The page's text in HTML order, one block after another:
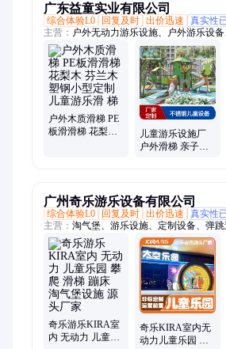
广东益童实业有限公司
综合体验L0
回复及时 出价迅速 真实性
主营： 户外无动力游乐设施、户外游乐设
外滑梯、儿童滑梯、房地产滑梯、组合滑
滑梯、塑料滑梯、幼儿园滑梯、小型滑梯、
设施、房地产配套游乐、儿童攀爬设施、大
童乐园
户外木质滑梯 PE
板滑滑梯 花梨木
儿童游乐设施厂
户外滑梯 亲子乐
广州奇乐游乐设备有限公司
综合体验L0
回复及时 出价迅速 真实性
主营： 淘气堡、游乐设施、定制设备、弹
岩项目、忍者拓展、娱乐设备、亲子乐园、
石塔、游乐场设施、丛林穿越定制、游乐
备、水晶塔拓展设备、游乐场儿童设施、
奇乐游乐KIRA室
内 无动力 儿童乐
奇乐KIRA室内无
动力儿童乐园 淘